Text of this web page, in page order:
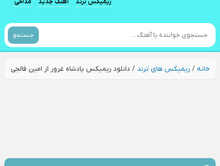
جستجو
خانه/ ریمیکس های ترند / دانلود ریمیکس پادشاه غرور از امین فالجی